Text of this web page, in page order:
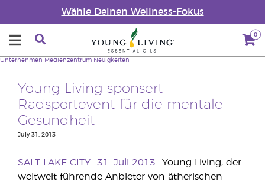
Wähle Deinen Wellness-Fokus
0
Unternehmen Medienzentrum Neuigkeiten
Young Living sponsert
Radsportevent für die mentale
Gesundheit
July 31, 2013
SALT LAKE CITY—31. Juli 2013—Young Living, der
weltweit führende Anbieter von ätherischen